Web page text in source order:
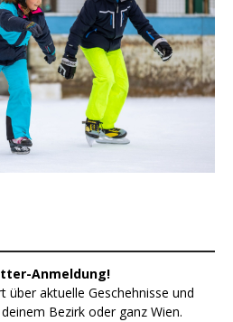
Anmeldung!
über aktuelle Geschehnisse und
Bezirk oder ganz Wien.